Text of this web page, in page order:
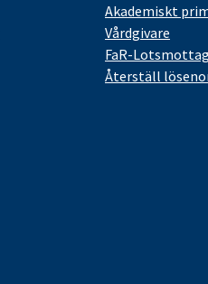
Akademiskt
Vårdgivare
FaR-
Återställ